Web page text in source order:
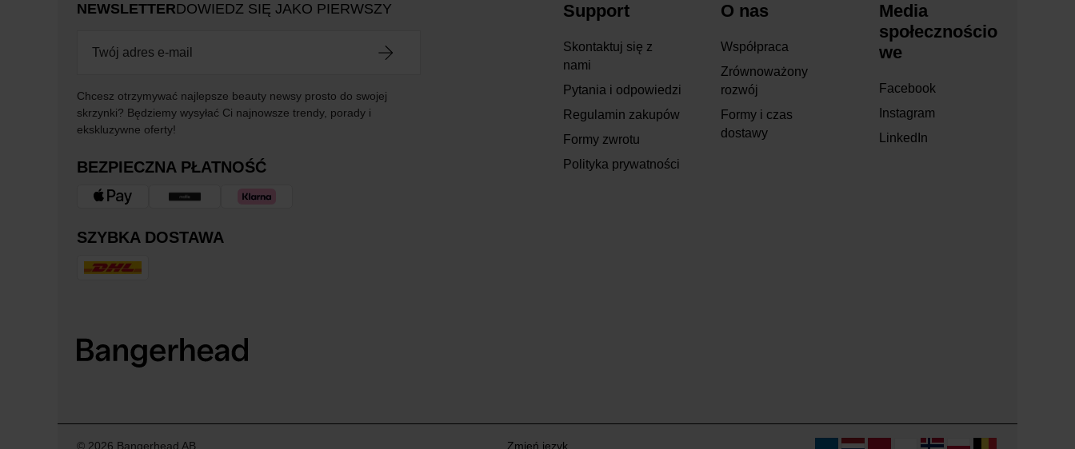
NEWSLETTERDOWIEDZ SIĘ JAKO PIERWSZY
Chcesz otrzymywać najlepsze beauty newsy prosto do swojej
skrzynki? Będziemy wysyłać Ci najnowsze trendy, porady i
ekskluzywne oferty!
BEZPIECZNA PŁATNOŚĆ
SZYBKA DOSTAWA
Support
Skontaktuj się z
nami
Pytania i odpowiedzi
Regulamin zakupów
Formy zwrotu
Polityka prywatności
O nas
Współpraca
Zrównoważony
rozwój
Formy i czas
dostawy
Media
społecznościo
we
Facebook
Instagram
LinkedIn
© 2026 Bangerhead AB Zmień język